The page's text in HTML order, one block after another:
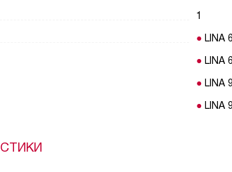
1
LINA
LINA
LINA
LINA